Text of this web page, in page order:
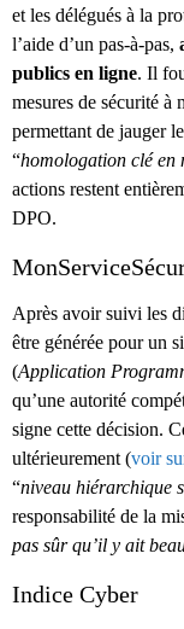
et les délégués à la
l’aide d’un pas-à-pas,
publics en ligne. Il
mesures de sécurité à
permettant de jauger
“homologation clé en
actions restent
DPO.
Après avoir suivi les
être générée pour un
(Application
qu’une autorité
signe cette décision.
ultérieurement (voir
“niveau hiérarchique
responsabilité de la
pas sûr qu’il y ait
Indice Cyber